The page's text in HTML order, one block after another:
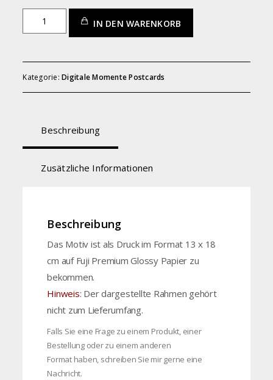
Schweden_Värmland
Menge
IN DEN WARENKORB
Kategorie:Digitale Momente Postcards
Beschreibung
Zusätzliche Informationen
Beschreibung
Das Motiv ist als Druck im Format 13 x 18
cm auf Fuji Premium Glossy Papier zu
bekommen.
Hinweis: Der dargestellte Rahmen gehört
nicht zum Lieferumfang.
Falls Sie eine Frage zu einem Produkt, einer
Bestellung oder zu einem anderen
Format haben, schreiben Sie mir gerne eine
Nachricht.